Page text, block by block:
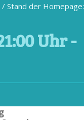
Stand der Homepage:
:00 Uhr -